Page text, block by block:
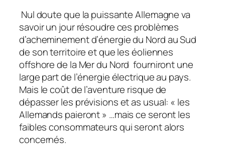
Nul doute que la puissante Allemagne va
savoir un jour résoudre ces problèmes
d’acheminement d’énergie du Nord au Sud
de son territoire et que les éoliennes
offshore de la Mer du Nord fourniront une
large part de l’énergie électrique au pays.
Mais le coût de l’aventure risque de
dépasser les prévisions et as usual: « les
Allemands paieront » …mais ce seront les
faibles consommateurs qui seront alors
concernés.